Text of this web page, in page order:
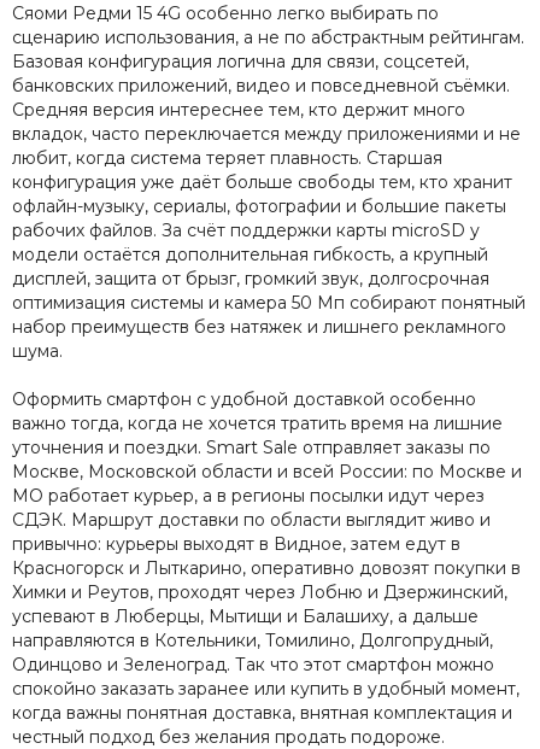
Сяоми Редми 15 4G особенно легко выбирать по
сценарию использования, а не по абстрактным рейтингам.
Базовая конфигурация логична для связи, соцсетей,
банковских приложений, видео и повседневной съёмки.
Средняя версия интереснее тем, кто держит много
вкладок, часто переключается между приложениями и не
любит, когда система теряет плавность. Старшая
конфигурация уже даёт больше свободы тем, кто хранит
офлайн-музыку, сериалы, фотографии и большие пакеты
рабочих файлов. За счёт поддержки карты microSD у
модели остаётся дополнительная гибкость, а крупный
дисплей, защита от брызг, громкий звук, долгосрочная
оптимизация системы и камера 50 Мп собирают понятный
набор преимуществ без натяжек и лишнего рекламного
шума.
Оформить смартфон с удобной доставкой особенно
важно тогда, когда не хочется тратить время на лишние
уточнения и поездки. Smart Sale отправляет заказы по
Москве, Московской области и всей России: по Москве и
МО работает курьер, а в регионы посылки идут через
СДЭК. Маршрут доставки по области выглядит живо и
привычно: курьеры выходят в Видное, затем едут в
Красногорск и Лыткарино, оперативно довозят покупки в
Химки и Реутов, проходят через Лобню и Дзержинский,
успевают в Люберцы, Мытищи и Балашиху, а дальше
направляются в Котельники, Томилино, Долгопрудный,
Одинцово и Зеленоград. Так что этот смартфон можно
спокойно заказать заранее или купить в удобный момент,
когда важны понятная доставка, внятная комплектация и
честный подход без желания продать подороже.